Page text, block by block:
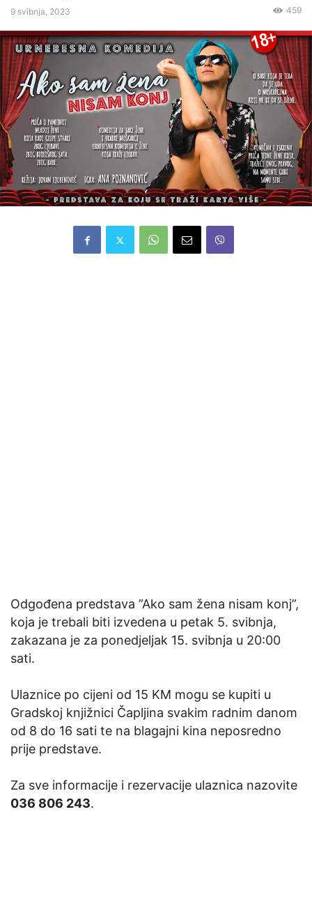
9 svibnja, 2023 459
Odgođena predstava ”Ako sam žena nisam konj”,
koja je trebali biti izvedena u petak 5. svibnja,
zakazana je za ponedjeljak 15. svibnja u 20:00
sati.
Ulaznice po cijeni od 15 KM mogu se kupiti u
Gradskoj knjižnici Čapljina svakim radnim danom
od 8 do 16 sati te na blagajni kina neposredno
prije predstave.
Za sve informacije i rezervacije ulaznica nazovite
036 806 243.